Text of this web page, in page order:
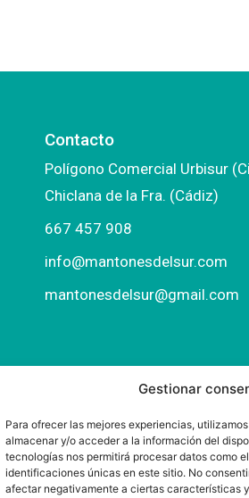
Gestionar
Para ofrecer las mejores experiencias,
almacenar y/o acceder a la información del
tecnologías nos permitirá procesar datos como
identificaciones únicas en este sitio. No
afectar negativamente a ciertas características
Contacto
Polígono Comercial Urbisur
Chiclana de la Fra. (Cádiz)
667 457 908
info@mantonesdelsur.com
mantonesdelsur@gmail.com